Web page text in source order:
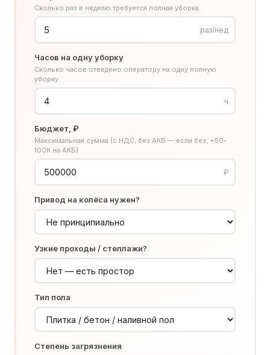
Сколько раз в неделю требуется полная уборка
раз/нед
Часов на одну уборку
Сколько часов отведено оператору на одну полную
уборку
ч
Бюджет, ₽
Максимальная сумма (с НДС, без АКБ — если без, +60-
100К на АКБ)
₽
Привод на колёса нужен?
Узкие проходы / стеллажи?
Тип пола
Степень загрязнения